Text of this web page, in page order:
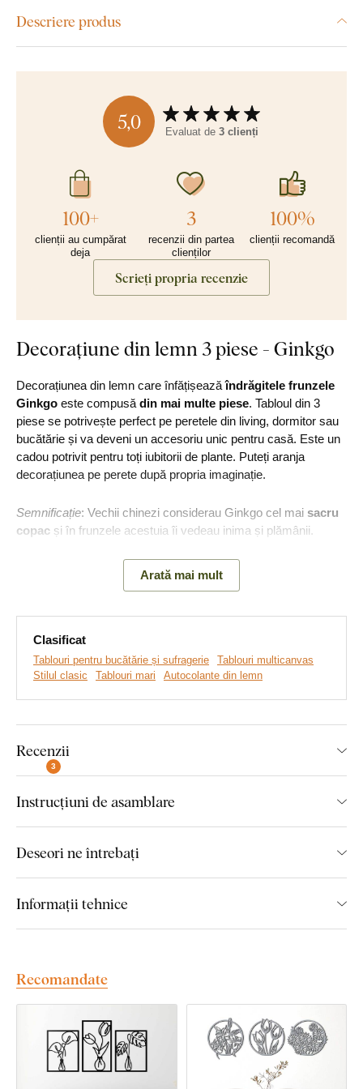
Descriere produs
5,0 Evaluat de 3 clienți
100+
clienții au cumpărat
deja
3
recenzii din partea
clienților
100%
clienții recomandă
Scrieți propria recenzie
Decorațiune din lemn 3 piese - Ginkgo
Decorațiunea din lemn care înfățișeazăîndrăgitele frunzele
Ginkgo este compusă din mai multe piese. Tabloul din 3
piese se potrivește perfect pe peretele din living, dormitor sau
bucătărie și va deveni un accesoriu unic pentru casă. Este un
cadou potrivit pentru toți iubitorii de plante. Puteți aranja
decorațiunea pe perete după propria imaginație.
Semnificație: Vechii chinezi considerau Ginkgo cel mai sacru
copac și în frunzele acestuia îi vedeau inima și plămânii.
să scrie poezia: Oare una e ființa; Despărțită-n sine-apoi? Ori
Principalele avantaje ale produsului:
Decorațiune atemporală
O gamă largă de decoruri
Dimensiunile pieselor individuale ale
Varianta de dimensiune 65x21 cm, dimensiunea unei
piese a tabloului este de 21x21 cm.
Varianta de dimensiune 100x33 cm, dimensiunea unei
piese a tabloului este de 33x33 cm.
Varianta de dimensiune 140x45 cm, dimensiunea unei
Arată mai mult
Clasificat
Tablouri pentru bucătărie și sufragerie
Tablouri multicanvas
Stilul clasic
Tablouri mari Autocolante din lemn
Recenzii
3
Instrucțiuni de asamblare
Deseori ne întrebați
Informații tehnice
Recomandate